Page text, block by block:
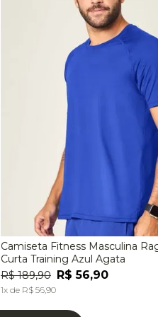
P M
ADICIONAR À
Camiseta Fitness Masculina
Curta Training Azul Agata
R$ 189,90 R$ 56,90
1x de R$ 56,90